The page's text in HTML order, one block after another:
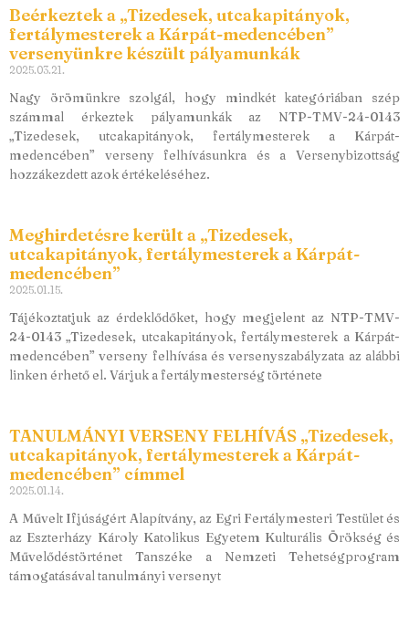
Beérkeztek a „Tizedesek, utcakapitányok,
fertálymesterek a Kárpát-medencében”
versenyünkre készült pályamunkák
2025.03.21.
Nagy örömünkre szolgál, hogy mindkét kategóriában szép
számmal érkeztek pályamunkák az NTP-TMV-24-0143
„Tizedesek, utcakapitányok, fertálymesterek a Kárpát-
medencében” verseny felhívásunkra és a Versenybizottság
hozzákezdett azok értékeléséhez.
Meghirdetésre került a „Tizedesek,
utcakapitányok, fertálymesterek a Kárpát-
medencében”
2025.01.15.
Tájékoztatjuk az érdeklődőket, hogy megjelent az NTP-TMV-
24-0143 „Tizedesek, utcakapitányok, fertálymesterek a Kárpát-
medencében” verseny felhívása és versenyszabályzata az alábbi
linken érhető el. Várjuk a fertálymesterség története
TANULMÁNYI VERSENY FELHÍVÁS „Tizedesek,
utcakapitányok, fertálymesterek a Kárpát-
medencében” címmel
2025.01.14.
A Művelt Ifjúságért Alapítvány, az Egri Fertálymesteri Testület és
az Eszterházy Károly Katolikus Egyetem Kulturális Örökség és
Művelődéstörténet Tanszéke a Nemzeti Tehetségprogram
támogatásával tanulmányi versenyt